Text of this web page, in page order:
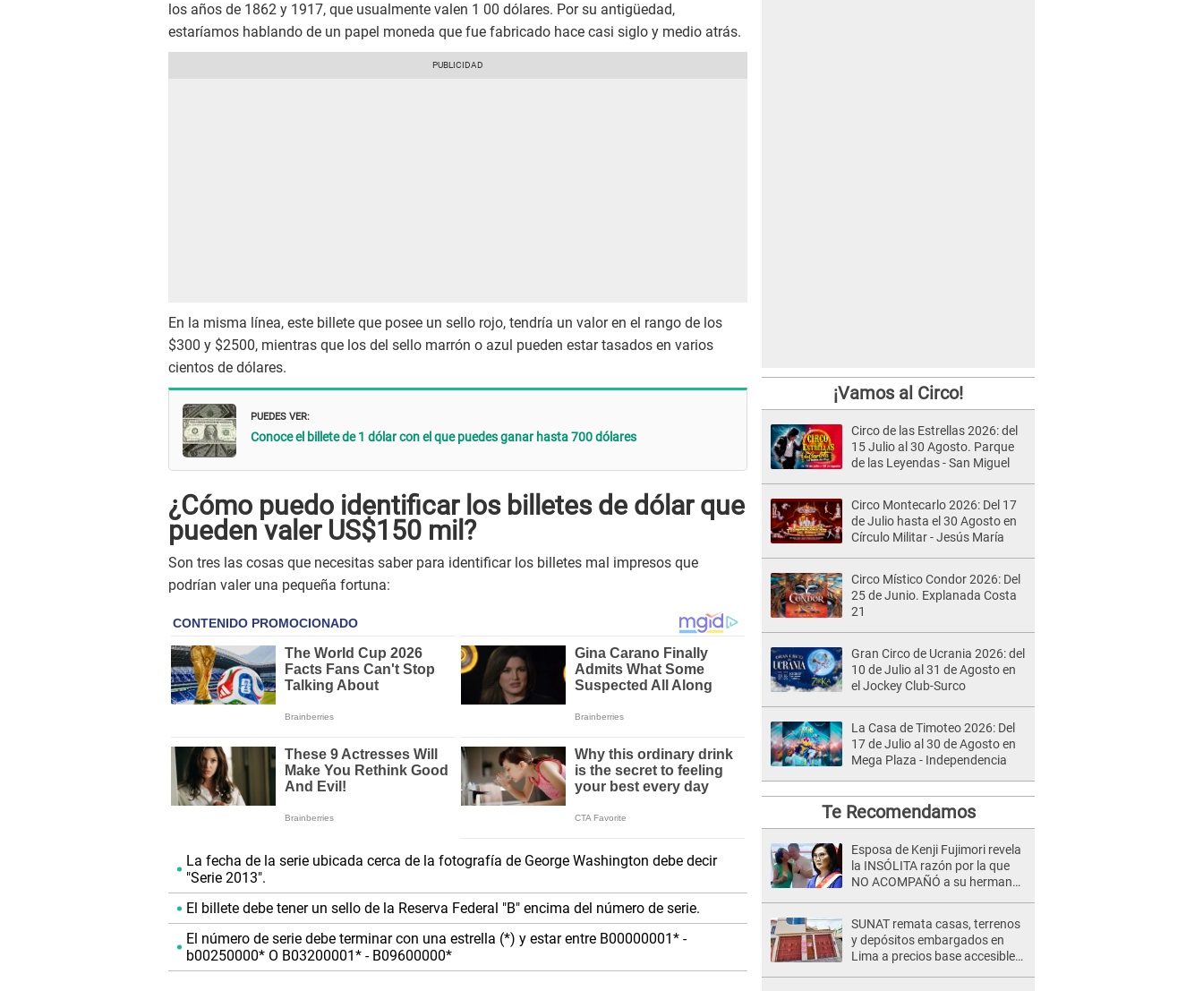
los años de 1862 y 1917, que usualmente valen 1 00 dólares. Por su antigüedad,
estaríamos hablando de un papel moneda que fue fabricado hace casi siglo y medio atrás.
En la misma línea, este billete que posee un sello rojo, tendría un valor en el rango de los
$300 y $2500, mientras que los del sello marrón o azul pueden estar tasados en varios
cientos de dólares.
PUEDES VER:
Conoce el billete de 1 dólar con el que puedes ganar hasta 700 dólares
¿Cómo puedo identificar los billetes de dólar que
pueden valer US$150 mil?
Son tres las cosas que necesitas saber para identificar los billetes mal impresos que
podrían valer una pequeña fortuna:
La fecha de la serie ubicada cerca de la fotografía de George Washington debe decir
"Serie 2013".
El billete debe tener un sello de la Reserva Federal "B" encima del número de serie.
El número de serie debe terminar con una estrella (*) y estar entre B00000001* -
b00250000* O B03200001* - B09600000*
¡Vamos al Circo!
Circo de las Estrellas 2026: del
15 Julio al 30 Agosto. Parque
de las Leyendas - San Miguel
Circo Montecarlo 2026: Del 17
de Julio hasta el 30 Agosto en
Círculo Militar - Jesús María
Circo Místico Condor 2026: Del
25 de Junio. Explanada Costa
21
Gran Circo de Ucrania 2026: del
10 de Julio al 31 de Agosto en
el Jockey Club-Surco
La Casa de Timoteo 2026: Del
17 de Julio al 30 de Agosto en
Mega Plaza - Independencia
Te Recomendamos
Esposa de Kenji Fujimori revela
la INSÓLITA razón por la que
NO ACOMPAÑÓ a su hermana
SUNAT remata casas, terrenos
y depósitos embargados en
Lima a precios base accesibles: